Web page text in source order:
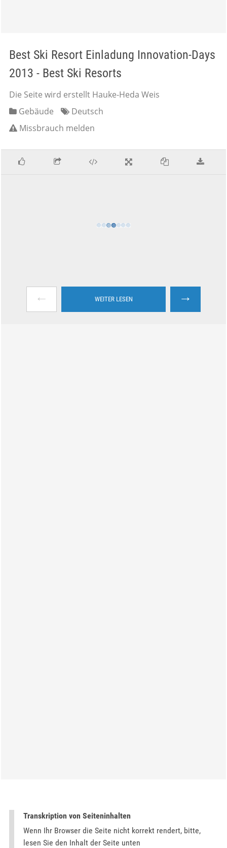
Best Ski Resort Einladung Innovation-Days
2013 - Best Ski Resorts
Die Seite wird erstellt Hauke-Heda Weis
Gebäude
Deutsch
Missbrauch melden
← WEITER LESEN →
Transkription von Seiteninhalten
Wenn Ihr Browser die Seite nicht korrekt rendert, bitte,
lesen Sie den Inhalt der Seite unten